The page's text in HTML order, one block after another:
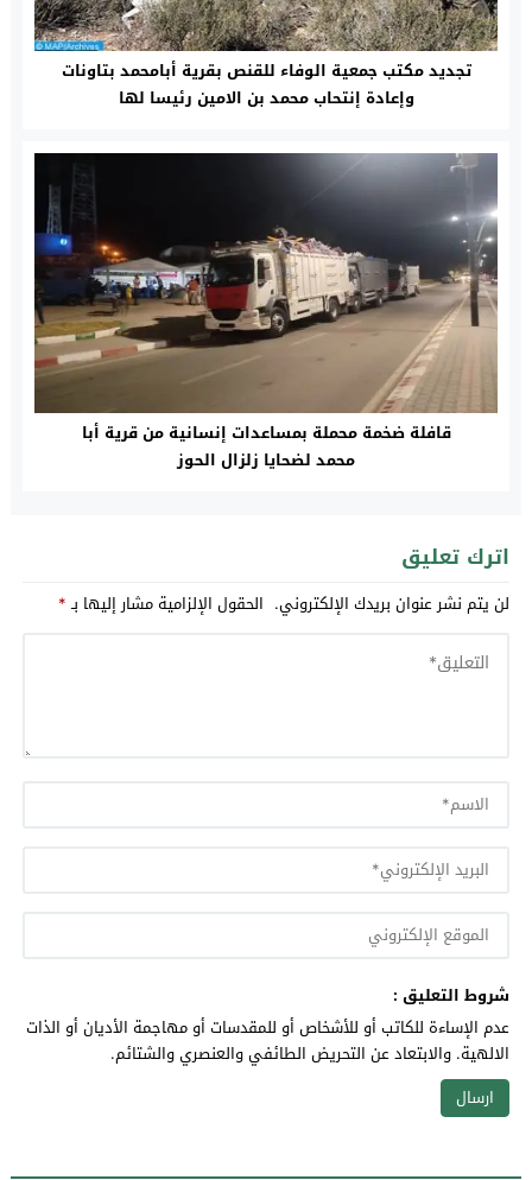
تجديد مكتب جمعية الوفاء للقنص بقرية أبامحمد بتاونات
وإعادة إنتحاب محمد بن الامين رئيسا لها
قافلة ضخمة محملة بمساعدات إنسانية من قرية أبا
محمد لضحايا زلزال الحوز
اترك تعليق
لن يتم نشر عنوان بريدك الإلكتروني. الحقول الإلزامية مشار إليها بـ*
شروط التعليق :
عدم الإساءة للكاتب أو للأشخاص أو للمقدسات أو مهاجمة الأديان أو الذات
الالهية. والابتعاد عن التحريض الطائفي والعنصري والشتائم.